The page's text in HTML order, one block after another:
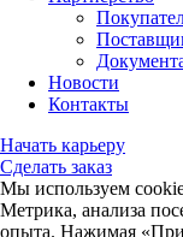
Новости
Контакты
Начать карьеру
Сделать заказ
Мы используем
Метрика, анализа
опыта. Нажимая